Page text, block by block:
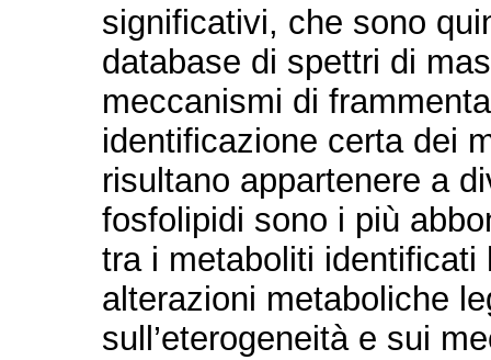
significativi, che sono
database di spettri di
meccanismi di
identificazione certa dei
risultano appartenere a
fosfolipidi sono i più
tra i metaboliti
alterazioni metaboliche
sull’eterogeneità e sui